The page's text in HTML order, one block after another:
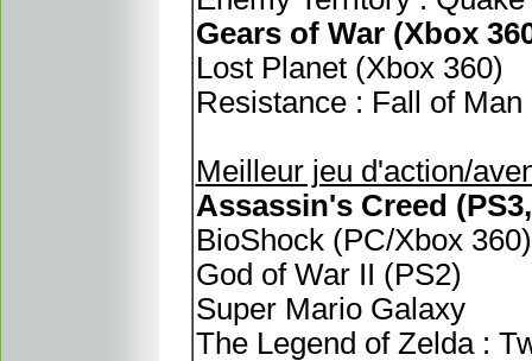
Gears of War (Xbox
Lost Planet (Xbox 360)
Resistance : Fall of Man
Meilleur jeu d'action/
Assassin's Creed
BioShock (PC/Xbox 360)
God of War II (PS2)
Super Mario Galaxy
The Legend of Zelda :